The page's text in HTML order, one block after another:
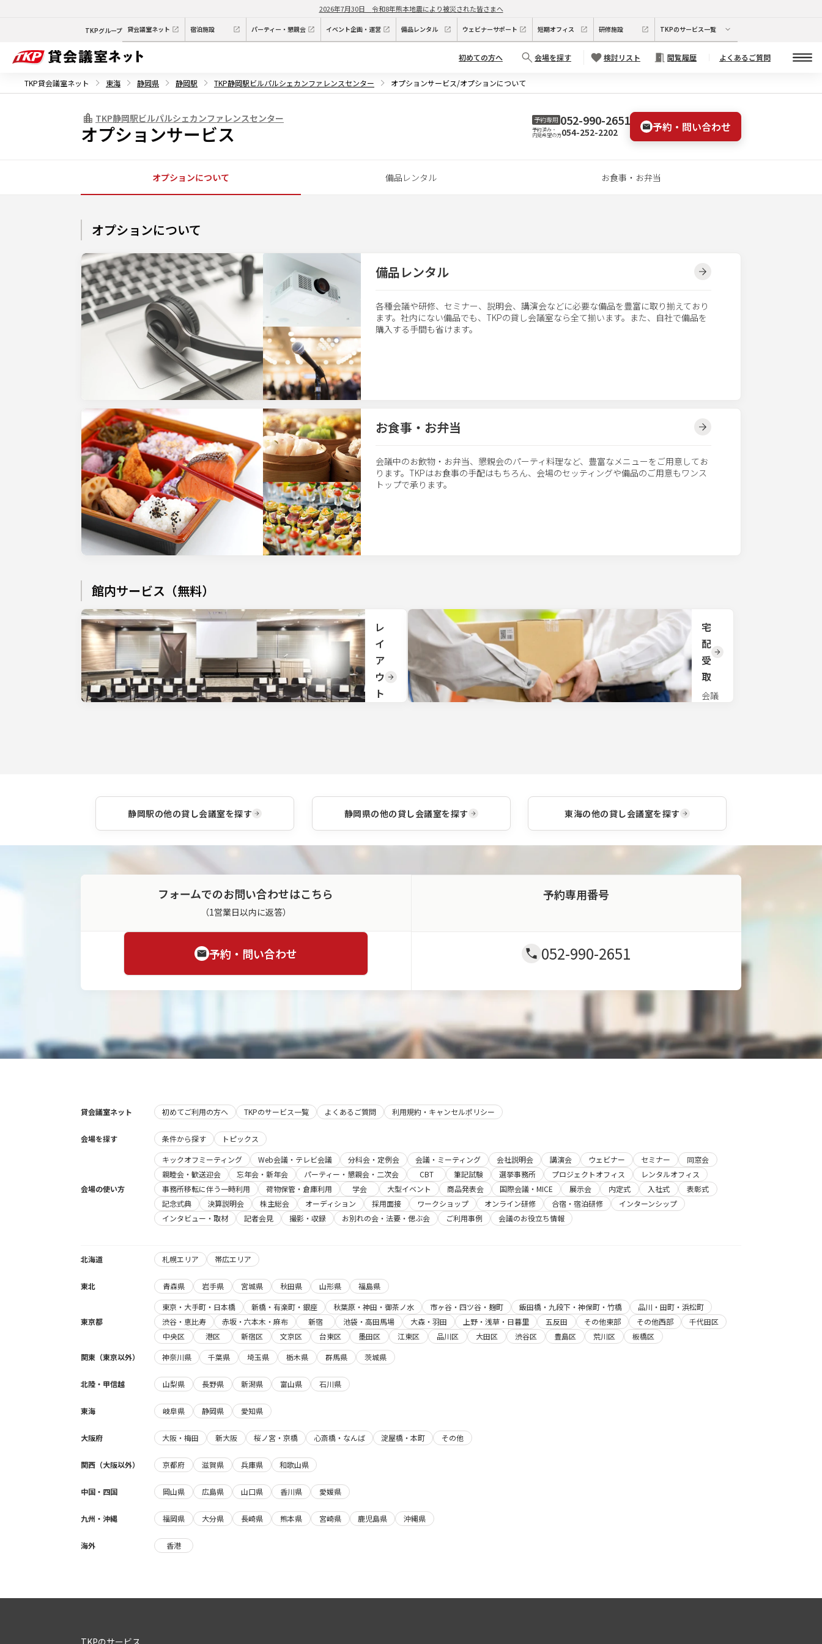
2026年7月30日 令和8年熊本地震により被災された皆さまへ
TKPグループ 貸会議室ネット 宿泊施設 パーティー・懇親会 イベント企画・運営 備品レンタル ウェビナーサポート 短期オフィス 研修施設 TKPのサービス一覧
初めての方へ 会場を探す 検討リスト 閲覧履歴 よくあるご質問
TKP貸会議室ネット 東海 静岡県 静岡駅 TKP静岡駅ビルパルシェカンファレンスセンター オプションサービス/オプションについて
TKP静岡駅ビルパルシェカンファレンスセンター
オプションサービス
予約専用 052-990-2651
予約済み・
内見希望の方054-252-2202 予約・問い合わせ
オプションについて 備品レンタル お食事・お弁当
オプションについて
備品レンタル
各種会議や研修、セミナー、説明会、講演会などに必要な備品を豊富に取り揃えており
ます。社内にない備品でも、TKPの貸し会議室なら全て揃います。また、自社で備品を
購入する手間も省けます。
お食事・お弁当
会議中のお飲物・お弁当、懇親会のパーティ料理など、豊富なメニューをご用意してお
ります。TKPはお食事の手配はもちろん、会場のセッティングや備品のご用意もワンス
トップで承ります。
館内サービス（無料）
レ
イ
ア
ウ
ト
アウ
利用
部会
ーン
は対
象外
とな
宅
配
受
取
会議
致し
は事
前に
送り
静岡駅の他の貸し会議室を探す 静岡県の他の貸し会議室を探す 東海の他の貸し会議室を探す
フォームでのお問い合わせはこちら
（1営業日以内に返答）
予約・問い合わせ
予約専用番号
052-990-2651
貸会議室ネット 初めてご利用の方へ TKPのサービス一覧 よくあるご質問 利用規約・キャンセルポリシー
会場を探す 条件から探す トピックス
会場の使い方
キックオフミーティング Web会議・テレビ会議 分科会・定例会 会議・ミーティング 会社説明会 講演会 ウェビナー セミナー
同窓会
親睦会・歓送迎会
忘年会・新年会 パーティー・懇親会・二次会 CBT 筆記試験 選挙事務所 プロジェクトオフィス
レンタルオフィス
事務所移転に伴う一時利用
荷物保管・倉庫利用 学会 大型イベント 商品発表会 国際会議・MICE 展示会 内定式 入社式
表彰式
記念式典
決算説明会 株主総会 オーディション 採用面接 ワークショップ オンライン研修 合宿・宿泊研修
インターンシップ
インタビュー・取材
記者会見 撮影・収録 お別れの会・法要・偲ぶ会 ご利用事例 会議のお役立ち情報
北海道 札幌エリア 帯広エリア
東北 青森県 岩手県 宮城県 秋田県 山形県 福島県
東京都
東京・大手町・日本橋 新橋・有楽町・銀座 秋葉原・神田・御茶ノ水 市ヶ谷・四ツ谷・麹町 飯田橋・九段下・神保町・竹橋
品川・田町・浜松町
渋谷・恵比寿
赤坂・六本木・麻布 新宿 池袋・高田馬場 大森・羽田 上野・浅草・日暮里 五反田 その他東部 その他西部
千代田区
中央区
港区 新宿区 文京区 台東区 墨田区 江東区 品川区 大田区 渋谷区 豊島区 荒川区
板橋区
関東（東京以外）
神奈川県 千葉県 埼玉県 栃木県 群馬県 茨城県
北陸・甲信越 山梨県 長野県 新潟県 富山県 石川県
東海 岐阜県 静岡県 愛知県
大阪府 大阪・梅田 新大阪 桜ノ宮・京橋 心斎橋・なんば 淀屋橋・本町 その他
関西（大阪以外） 京都府 滋賀県 兵庫県 和歌山県
中国・四国 岡山県 広島県 山口県 香川県 愛媛県
九州・沖縄 福岡県 大分県 長崎県 熊本県 宮崎県 鹿児島県 沖縄県
海外 香港
TKPのサービス